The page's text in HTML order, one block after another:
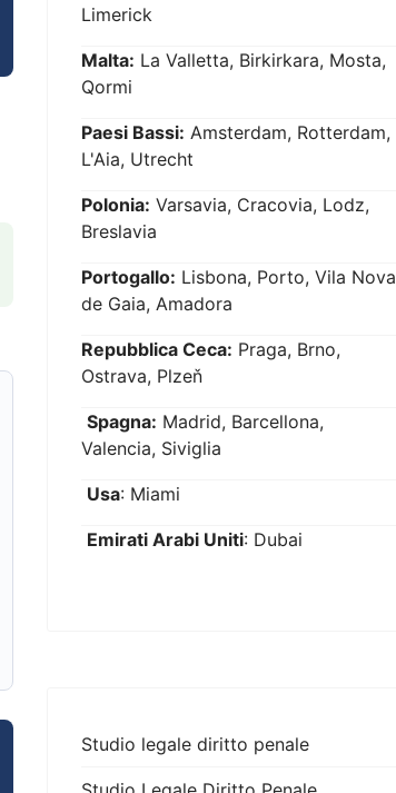
Limerick
Malta: La Valletta, Birkirkara, Mosta,
Qormi
Paesi Bassi: Amsterdam, Rotterdam,
L'Aia, Utrecht
Polonia: Varsavia, Cracovia, Lodz,
Breslavia
Portogallo: Lisbona, Porto, Vila Nova
de Gaia, Amadora
Repubblica Ceca: Praga, Brno,
Ostrava, Plzeň
Spagna: Madrid, Barcellona,
Valencia, Siviglia
Usa: Miami
Emirati Arabi Uniti: Dubai
Studio legale diritto penale